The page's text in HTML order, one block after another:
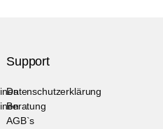
Support
Datenschutzerklärung
Beratung
AGB`s